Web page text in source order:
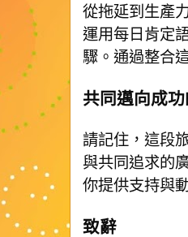
從拖延到生產
運用每日肯定
驟。通過整合
共同邁向成
請記住，這段
與共同追求的
你提供支持與
致辭